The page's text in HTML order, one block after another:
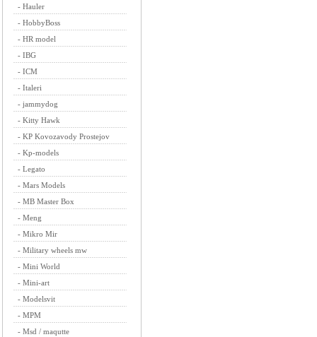
- Hauler
- HobbyBoss
- HR model
- IBG
- ICM
- Italeri
- jammydog
- Kitty Hawk
- KP Kovozavody Prostejov
- Kp-models
- Legato
- Mars Models
- MB Master Box
- Meng
- Mikro Mir
- Military wheels mw
- Mini World
- Mini-art
- Modelsvit
- MPM
- Msd / maqutte